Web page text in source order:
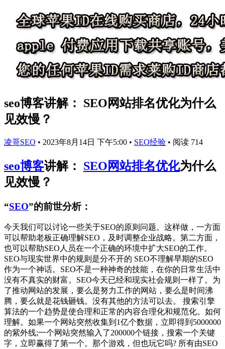
seo博客讲解： SEO网站排名优化为什么
见效慢？
凌哥SEO • 2023年8月14日 下午5:00 • SEO经验 • 阅读 714
seo博客讲解： SEO网站排名优化为什么
见效慢？
“SEO”的前世分析：
今天我们可以讨论一些关于SEO的原则问题。这样做，一方面
可以帮助老板正确理解SEO，及时调整企业战略。第二方面，
也可以帮助SEO人员在一个正确的环境中扩大SEO的工作。
SEO与现实世界中的规则是分不开的 SEO不理解早期的SEO
作为一个神话。SEO不是一种神奇的技能，在你的日常生活中
没有不真实的财富。SEO今天已经和现实社会规则一样了。为
了推动网站的发展，要么是努力工作的网站，要么是时间沸
腾，要么就是花钱砸钱。没有其他的方法可以去。 搜索引擎
算法的一个趋势是使合理和正常的内容合理化和规范化。如何
理解。如果一个网站突然收集到1亿个数据，立即得到5000000
的紫外线;一个网站突然输入了200000个链接，搜索一个关键
字，立即赢得了第一个。那个游戏，但也玩它吗? 所有由SEO